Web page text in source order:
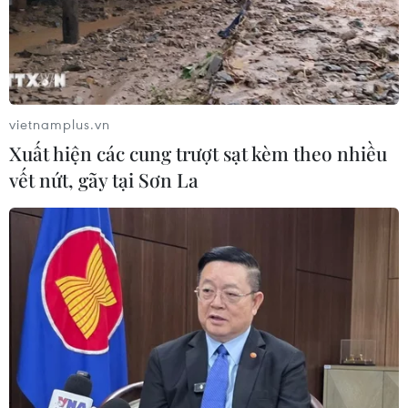
Model Kid Vietnam 2026 lộ diện dàn
thí sinh nhí "đáng gờm" khu vực phía
Bắc
Thương hiệu thời trang Thái
Lan tái hiện 2 trạng thái đối lập trên
sàn runway Việt
15/07/2026 03:10
Dấu ấn haute couture từ
Singapore trên sàn diễn thời trang
Việt Nam
14/07/2026 08:25
vietnamplus.vn
Xuất hiện các cung trượt sạt kèm theo nhiều
vết nứt, gãy tại Sơn La